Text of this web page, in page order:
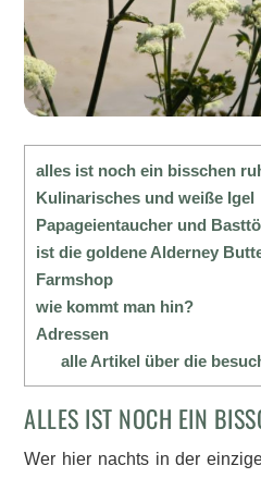
alles ist noch ein bisschen
Kulinarisches und weiße Igel
Papageientaucher und
ist die goldene Alderney
Farmshop
wie kommt man hin?
Adressen
alle Artikel über die
ALLES IST NOCH EIN
Wer hier nachts in der